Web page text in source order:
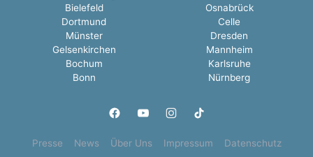
Bielefeld
Osnabrück
Dortmund
Celle
Münster
Dresden
Gelsenkirchen
Mannheim
Bochum
Karlsruhe
Bonn
Nürnberg
Presse News Über Uns Impressum Datenschutz